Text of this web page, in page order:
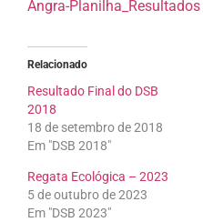
Angra-Planilha_Resultados
Relacionado
Resultado Final do DSB
2018
18 de setembro de 2018
Em "DSB 2018"
Regata Ecológica – 2023
5 de outubro de 2023
Em "DSB 2023"